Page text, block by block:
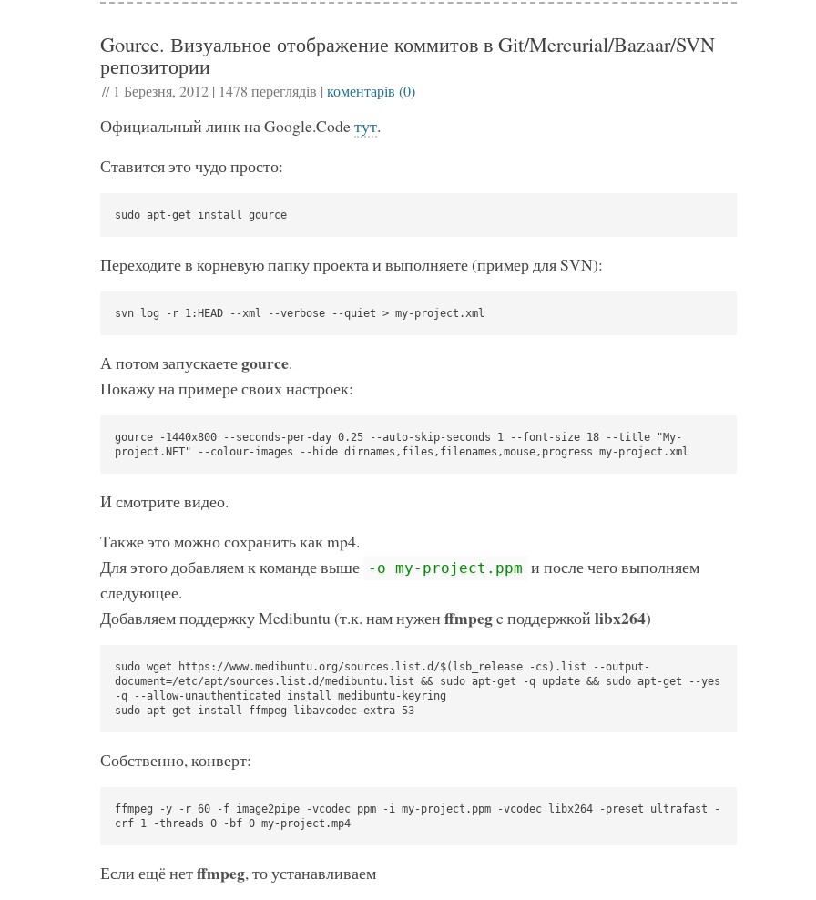
Gource. Визуальное отображение коммитов в Git/Mercurial/Bazaar/SVN
репозитории
// 1 Березня, 2012| 1478 переглядів | коментарів (0)
Официальный линк на Google.Codeтут.
Ставится это чудо просто:
sudo apt-get install gource
Переходите в корневую папку проекта и выполняете (пример для SVN):
svn log -r 1:HEAD --xml --verbose --quiet > my-project.xml
А потом запускаетеgource.
Покажу на примере своих настроек:
gource -1440x800 --seconds-per-day 0.25 --auto-skip-seconds 1 --font-size 18 --title "My-
project.NET" --colour-images --hide dirnames,files,filenames,mouse,progress my-project.xml
И смотрите видео.
Также это можно сохранить как mp4.
Для этого добавляем к команде выше -o my-project.ppm и после чего выполняем
следующее.
Добавляем поддержку Medibuntu (т.к. нам нужен ffmpegc поддержкой libx264)
sudo wget https://www.medibuntu.org/sources.list.d/$(lsb_release -cs).list --output-
document=/etc/apt/sources.list.d/medibuntu.list && sudo apt-get -q update && sudo apt-get --yes
-q --allow-unauthenticated install medibuntu-keyring
sudo apt-get install ffmpeg libavcodec-extra-53
Собственно, конверт:
ffmpeg -y -r 60 -f image2pipe -vcodec ppm -i my-project.ppm -vcodec libx264 -preset ultrafast -
crf 1 -threads 0 -bf 0 my-project.mp4
Если ещё нетffmpeg, то устанавливаем